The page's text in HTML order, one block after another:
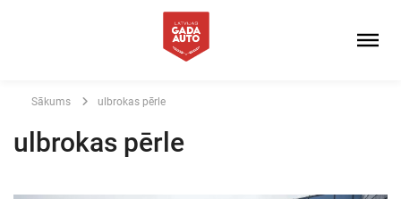
Sākums ulbrokas pērle
ulbrokas pērle